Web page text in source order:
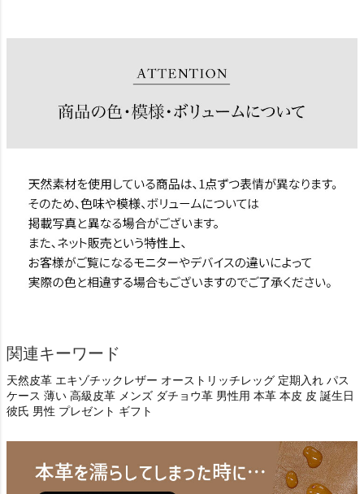
関連キーワード
天然皮革 エキゾチックレザー オーストリッチレッグ 定期入れ パス
ケース 薄い 高級皮革 メンズ ダチョウ革 男性用 本革 本皮 皮 誕生日
彼氏 男性 プレゼント ギフト